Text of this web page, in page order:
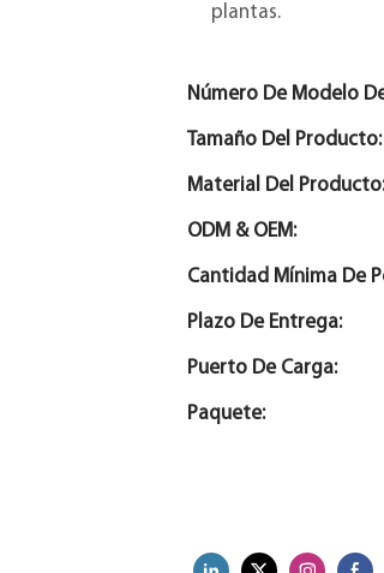
plantas.
Número De Modelo
Tamaño Del Producto:
Material Del Producto:
ODM & OEM:
Cantidad Mínima De
Plazo De Entrega:
Puerto De Carga:
Paquete: